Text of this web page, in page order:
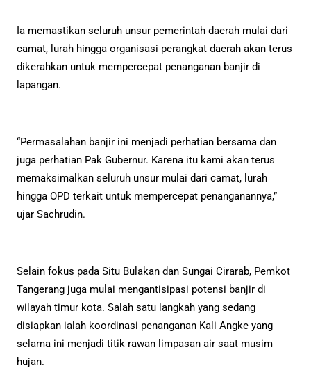
Ia memastikan seluruh unsur pemerintah daerah mulai dari
camat, lurah hingga organisasi perangkat daerah akan terus
dikerahkan untuk mempercepat penanganan banjir di
lapangan.
“Permasalahan banjir ini menjadi perhatian bersama dan
juga perhatian Pak Gubernur. Karena itu kami akan terus
memaksimalkan seluruh unsur mulai dari camat, lurah
hingga OPD terkait untuk mempercepat penanganannya,”
ujar Sachrudin.
Selain fokus pada Situ Bulakan dan Sungai Cirarab, Pemkot
Tangerang juga mulai mengantisipasi potensi banjir di
wilayah timur kota. Salah satu langkah yang sedang
disiapkan ialah koordinasi penanganan Kali Angke yang
selama ini menjadi titik rawan limpasan air saat musim
hujan.